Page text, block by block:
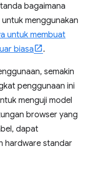
bagaimana
menggunakan
untuk membuat
biasa
.
semakin
penggunaan ini
menguji model
browser yang
dapat
hardware standar